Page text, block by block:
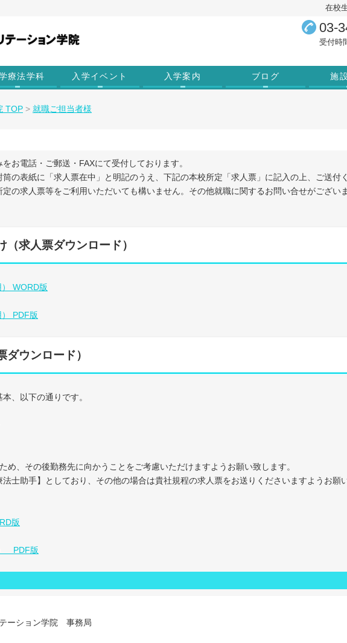
在校
03-
受付時
療法学科 入学イベント 入学案内 ブログ 施
TOP > 就職ご担当者様
お電話・ご郵送・FAXにて受付しております。
の表紙に「求人票在中」と明記のうえ、下記の本校所定「求人票」に記入の上、ご送付
の求人票等をご利用いただいても構いません。その他就職に関するお問い合せがござい
（求人票ダウンロード）
WORD版
PDF版
ウンロード）
、以下の通りです。
め、その後勤務先に向かうことをご考慮いただけますようお願い致します。
士助手】としており、その他の場合は貴社規程の求人票をお送りくださいますようお願
版
PDF版
ーション学院 事務局